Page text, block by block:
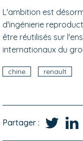
L'ambition est
d'ingénierie
être réutilisés sur
internationaux du
chine renault
Partager :